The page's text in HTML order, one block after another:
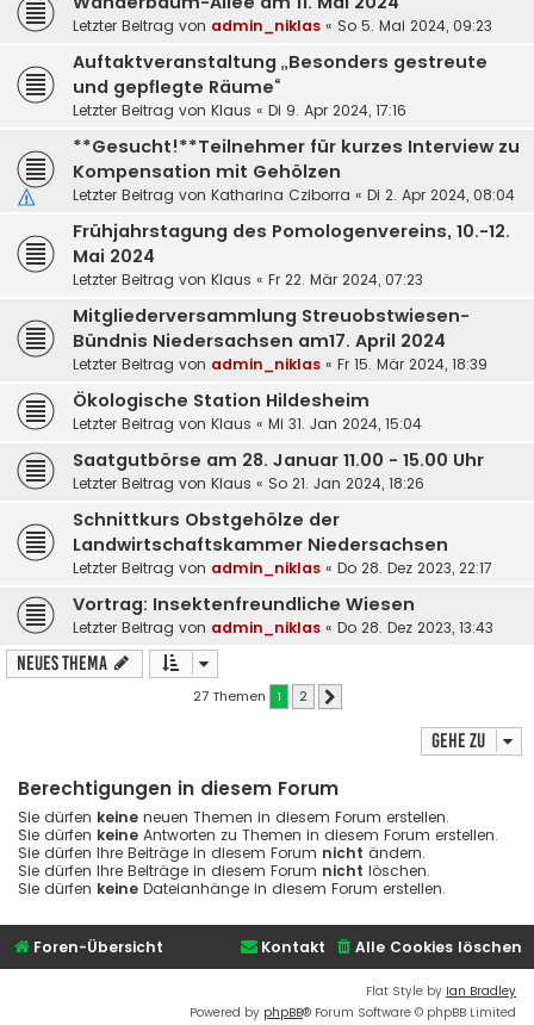
Letzter Beitrag von admin_niklas « So 5. Mai 2024, 09:23
Auftaktveranstaltung „Besonders gestreute
und gepflegte Räume“
Letzter Beitrag von Klaus « Di 9. Apr 2024, 17:16
**Gesucht!**Teilnehmer für kurzes Interview zu
Kompensation mit Gehölzen
Letzter Beitrag von Katharina Cziborra « Di 2. Apr 2024, 08:04
Frühjahrstagung des Pomologenvereins, 10.-12.
Mai 2024
Letzter Beitrag von Klaus « Fr 22. Mär 2024, 07:23
Mitgliederversammlung Streuobstwiesen-
Bündnis Niedersachsen am17. April 2024
Letzter Beitrag von admin_niklas « Fr 15. Mär 2024, 18:39
Ökologische Station Hildesheim
Letzter Beitrag von Klaus « Mi 31. Jan 2024, 15:04
Saatgutbörse am 28. Januar 11.00 - 15.00 Uhr
Letzter Beitrag von Klaus « So 21. Jan 2024, 18:26
Schnittkurs Obstgehölze der
Landwirtschaftskammer Niedersachsen
Letzter Beitrag von admin_niklas « Do 28. Dez 2023, 22:17
Vortrag: Insektenfreundliche Wiesen
Letzter Beitrag von admin_niklas « Do 28. Dez 2023, 13:43
Neues Thema
27 Themen 1 2
Gehe zu
Berechtigungen in diesem Forum
Sie dürfen keine neuen Themen in diesem Forum erstellen.
Sie dürfen keine Antworten zu Themen in diesem Forum erstellen.
Sie dürfen Ihre Beiträge in diesem Forum nicht ändern.
Sie dürfen Ihre Beiträge in diesem Forum nicht löschen.
Sie dürfen keine Dateianhänge in diesem Forum erstellen.
Foren-Übersicht Alle Cookies löschen
Kontakt
Flat Style by Ian Bradley
Powered by phpBB® Forum Software © phpBB Limited